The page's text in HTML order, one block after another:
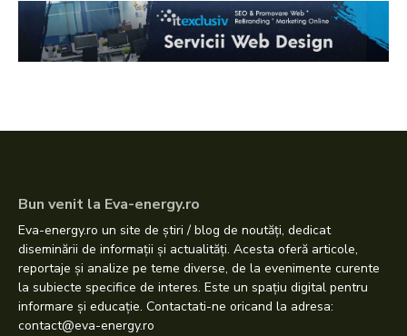
Bun venit la Eva-energy.ro
Eva-energy.ro un site de știri / blog de noutăți, dedicat
diseminării de informații și actualități. Acesta oferă articole,
reportaje și analize pe teme diverse, de la evenimente curente
la subiecte specifice de interes. Este un spațiu digital pentru
informare și educație. Contactati-ne oricand la adresa:
contact@eva-energy.ro